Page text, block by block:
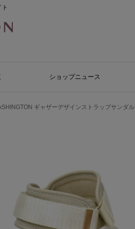
ショップニュース
ギャザーデザインストラップサンダル